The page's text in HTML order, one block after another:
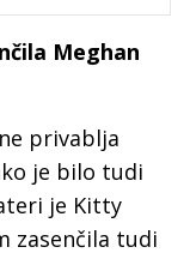
Meghan
privablja
je bilo tudi
je Kitty
zasenčila tudi